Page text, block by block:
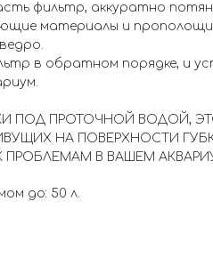
фильтр, аккуратно
материалы и
в обратном порядке, и
ПОД ПРОТОЧНОЙ ВОДОЙ,
НА ПОВЕРХНОСТИ
ПРОБЛЕМАМ В ВАШЕМ
до: 50 л.